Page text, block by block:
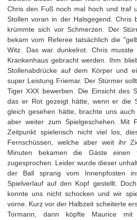
Chris den Fuß noch mal hoch und traf
Stollen voran in der Halsgegend. Chris
krümmte sich vor Schmerzen. Der
bekam vom Referee tatsächlich die
Witz. Das war dunkelrot. Chris musste
Krankenhaus gebracht werden. Ihm
Stollenabdrücke auf dem Körper und
super Leistung Friemar. Der Stürmer
Tiger XXX bewerben. Die Einsicht des
das er Rot gezeigt hätte, wenn er die
gleich gesehen hätte, brachte uns
aber weiter zum Spielgeschehen. Mit
Zeitpunkt spielerisch nicht viel los,
Fernschüssen, welche aber weit ihr
Minuten bekamen die Gäste einen
zugesprochen. Leider wurde dieser
der Ball sprang vom Innenpfosten
Spielverlauf auf den Kopf gestellt.
konnte uns nicht schocken und wir
vorne. Kurz vor der Halbzeit scheiterte
Tormann, dann köpfte Maurice mit